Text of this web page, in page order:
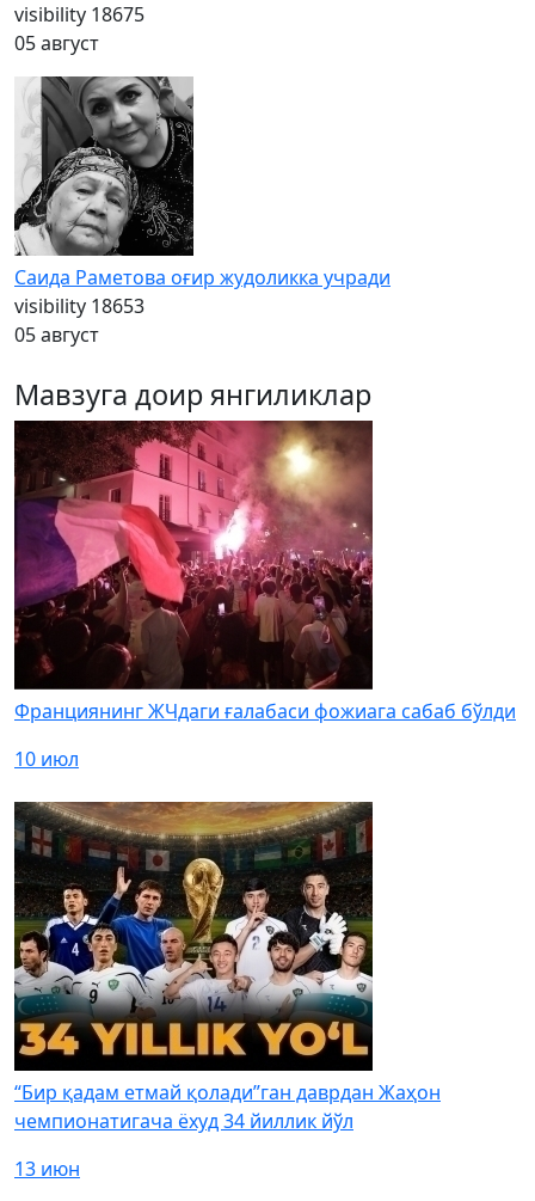
visibility 18675
05 август
Саида Раметова оғир жудоликка учради
visibility 18653
05 август
Мавзуга доир янгиликлар
Франциянинг ЖЧдаги ғалабаси фожиага сабаб бўлди
10 июл
“Бир қадам етмай қолади”ган даврдан Жаҳон
чемпионатигача ёхуд 34 йиллик йўл
13 июн